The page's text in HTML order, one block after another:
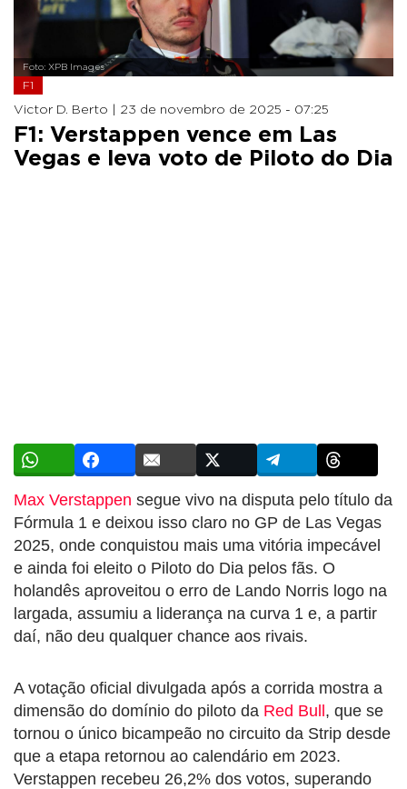
Foto: XPB Images
F1
Victor D. Berto | 23 de novembro de 2025 - 07:25
F1: Verstappen vence em Las
Vegas e leva voto de Piloto do Dia
Max Verstappen segue vivo na disputa pelo título da
Fórmula 1 e deixou isso claro no GP de Las Vegas
2025, onde conquistou mais uma vitória impecável
e ainda foi eleito o Piloto do Dia pelos fãs. O
holandês aproveitou o erro de Lando Norris logo na
largada, assumiu a liderança na curva 1 e, a partir
daí, não deu qualquer chance aos rivais.
A votação oficial divulgada após a corrida mostra a
dimensão do domínio do piloto da Red Bull, que se
tornou o único bicampeão no circuito da Strip desde
que a etapa retornou ao calendário em 2023.
Verstappen recebeu 26,2% dos votos, superando